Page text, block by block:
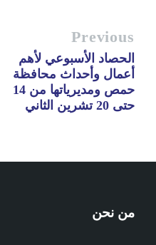
Previous
الحصاد الأسبوعي لأهم
أعمال وأحداث محافظة
حمص ومديرياتها من 14
حتى 20 تشرين الثاني
من نحن